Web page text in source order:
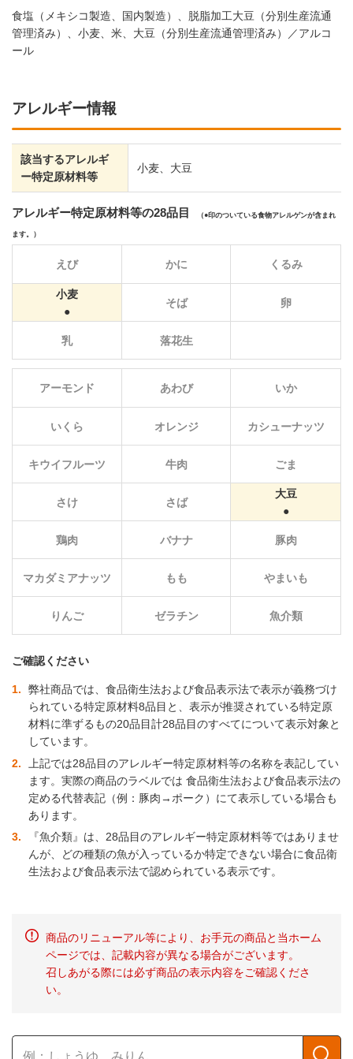
食塩（メキシコ製造、国内製造）、脱脂加工大豆（分別生産流通
管理済み）、小麦、米、大豆（分別生産流通管理済み）／アルコ
ール
アレルギー情報
該当するアレルギ
ー特定原材料等
小麦、大豆
アレルギー特定原材料等の28品目 （ 印のついている食物アレルゲンが含まれ
ます。）
えび かに くるみ
小麦
そば 卵
乳 落花生
アーモンド あわび いか
いくら オレンジ カシューナッツ
キウイフルーツ 牛肉 ごま
さけ さば
大豆
鶏肉 バナナ 豚肉
マカダミアナッツ もも やまいも
りんご ゼラチン 魚介類
ご確認ください
1
弊社商品では、食品衛生法および食品表示法で表示が義務づけ
られている特定原材料8品目と、表示が推奨されている特定原
材料に準ずるもの20品目計28品目のすべてについて表示対象と
しています。
2
上記では28品目のアレルギー特定原材料等の名称を表記してい
ます。実際の商品のラベルでは 食品衛生法および食品表示法の
定める代替表記（例：豚肉→ポーク）にて表示している場合も
あります。
3
『魚介類』は、28品目のアレルギー特定原材料等ではありませ
んが、どの種類の魚が入っているか特定できない場合に食品衛
生法および食品表示法で認められている表示です。
商品のリニューアル等により、お手元の商品と当ホーム
ページでは、記載内容が異なる場合がございます。
召しあがる際には必ず商品の表示内容をご確認くださ
い。